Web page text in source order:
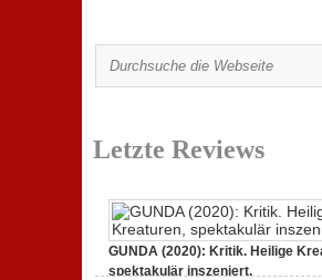
Letzte Reviews
GUNDA (2020): Kritik. Heilige
spektakulär inszeniert.